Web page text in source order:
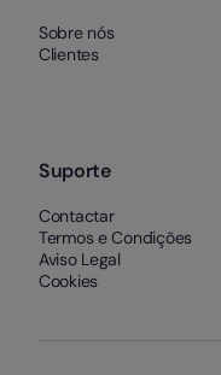
Sobre nós
Clientes
Suporte
Contactar
Termos e Condições
Aviso Legal
Cookies